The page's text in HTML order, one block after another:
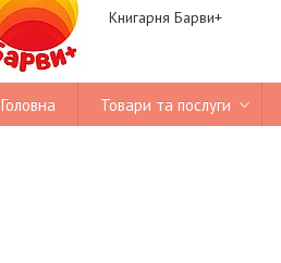
Книгарня Барви+
Головна Товари та послуги